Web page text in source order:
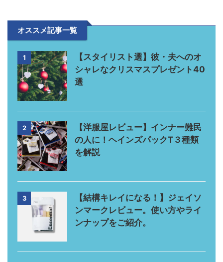
オススメ記事一覧
1
【スタイリスト選】彼・夫へのオ
シャレなクリスマスプレゼント40
選
2
【洋服屋レビュー】インナー難民
の人に！ヘインズパックT３種類
を解説
3
【結構キレイになる！】ジェイソ
ンマークレビュー。使い方やライ
ンナップをご紹介。